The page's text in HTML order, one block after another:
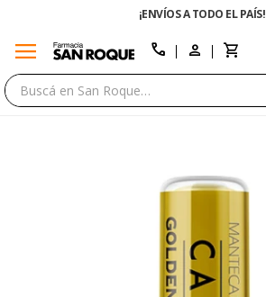
¡ENVÍOS A TODO EL PAÍS!
menu call
close